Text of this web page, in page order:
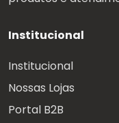
Institucional
Institucional
Nossas Lojas
Portal B2B